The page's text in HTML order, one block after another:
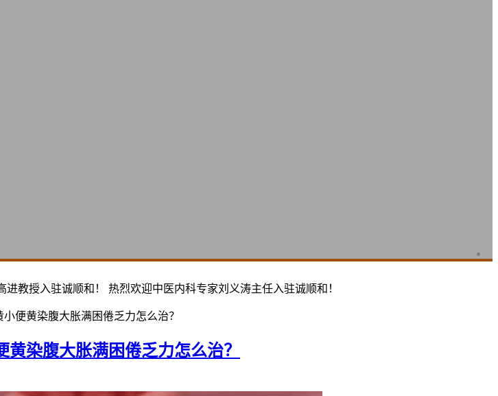
教授入驻诚顺和！ 热烈欢迎中医内科专家刘义涛主任入驻诚顺和！
便黄染腹大胀满困倦乏力怎么治？
染腹大胀满困倦乏力怎么治？